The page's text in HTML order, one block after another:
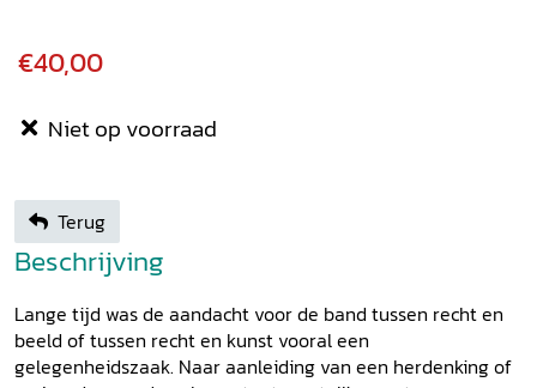
€40,00
Niet op voorraad
Terug
Beschrijving
Lange tijd was de aandacht voor de band tussen recht en
beeld of tussen recht en kunst vooral een
gelegenheidszaak. Naar aanleiding van een herdenking of